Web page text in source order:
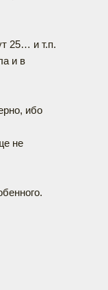
25… и т.п.
и в
ибо
не